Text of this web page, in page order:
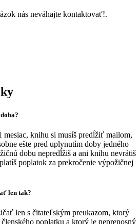
nás neváhajte kontaktovať!.
mesiac, knihu si musíš predĺžiť mailom,
ešte pred uplynutím doby jedného
dobu nepredĺžiš a ani knihu nevrátiš
poplatok za prekročenie výpožičnej
len tak?
len s čitateľským preukazom, ktorý
poplatku a ktorý je neprenosný